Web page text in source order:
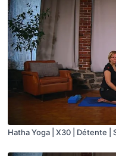
Hatha Yoga | X30 | Détente